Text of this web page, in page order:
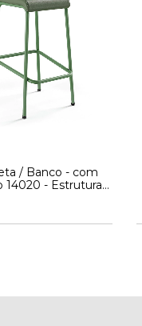
/ Banco - com
14020 - Estrutura